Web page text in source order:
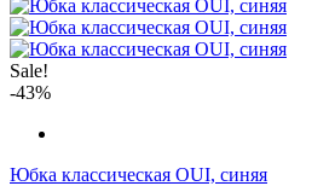
Sale!
-43%
Юбка классическая OUI, синяя